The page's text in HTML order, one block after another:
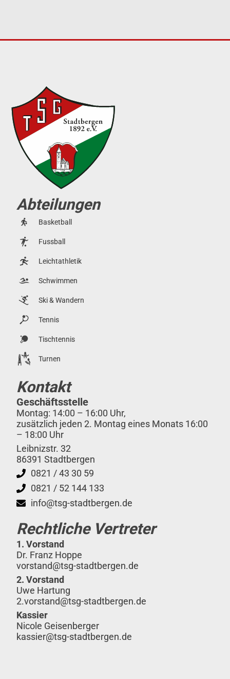
Abteilungen
Basketball
Fussball
Leichtathletik
Schwimmen
Ski & Wandern
Tennis
Tischtennis
Turnen
Kontakt
Geschäftsstelle
Montag: 14:00 – 16:00 Uhr,
zusätzlich jeden 2. Montag eines Monats 16:00
– 18:00 Uhr
Leibnizstr. 32
86391 Stadtbergen
0821 / 43 30 59
0821 / 52 144 133
info@tsg-stadtbergen.de
Rechtliche Vertreter
1. Vorstand
Dr. Franz Hoppe
vorstand@tsg-stadtbergen.de
2. Vorstand
Uwe Hartung
2.vorstand@tsg-stadtbergen.de
Kassier
Nicole Geisenberger
kassier@tsg-stadtbergen.de